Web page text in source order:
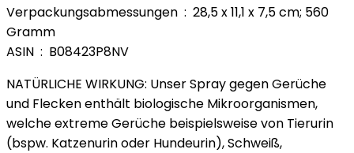
Verpackungsabmessungen ‏ : ‎ 28,5 x 11,1 x 7,5 cm; 560
Gramm
ASIN ‏ : ‎ B08423P8NV
NATÜRLICHE WIRKUNG: Unser Spray gegen Gerüche
und Flecken enthält biologische Mikroorganismen,
welche extreme Gerüche beispielsweise von Tierurin
(bspw. Katzenurin oder Hundeurin), Schweiß,